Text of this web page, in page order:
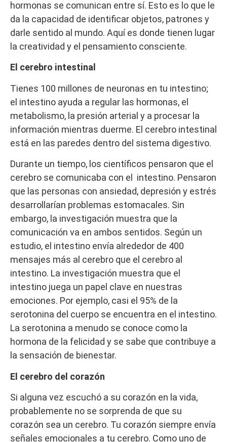
hormonas se comunican entre sí. Esto es lo que le
da la capacidad de identificar objetos, patrones y
darle sentido al mundo. Aquí es donde tienen lugar
la creatividad y el pensamiento consciente.
El cerebro intestinal
Tienes 100 millones de neuronas en tu intestino;
el intestino ayuda a regular las hormonas, el
metabolismo, la presión arterial y a procesar la
información mientras duerme. El cerebro intestinal
está en las paredes dentro del sistema digestivo.
Durante un tiempo, los científicos pensaron que el
cerebro se comunicaba con el intestino. Pensaron
que las personas con ansiedad, depresión y estrés
desarrollarían problemas estomacales. Sin
embargo, la investigación muestra que la
comunicación va en ambos sentidos. Según un
estudio, el intestino envía alrededor de 400
mensajes más al cerebro que el cerebro al
intestino. La investigación muestra que el
intestino juega un papel clave en nuestras
emociones. Por ejemplo, casi el 95% de la
serotonina del cuerpo se encuentra en el intestino.
La serotonina a menudo se conoce como la
hormona de la felicidad y se sabe que contribuye a
la sensación de bienestar.
El cerebro del corazón
Si alguna vez escuchó a su corazón en la vida,
probablemente no se sorprenda de que su
corazón sea un cerebro. Tu corazón siempre envía
señales emocionales a tu cerebro. Como uno de